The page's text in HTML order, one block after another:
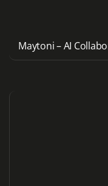
Maytoni – AI